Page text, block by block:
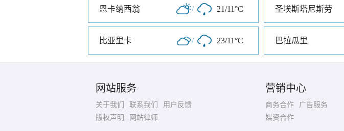
恩卡纳西翁 / 21/11°C 圣埃斯塔尼斯劳
比亚里卡 / 23/11°C 巴拉瓜里
网站服务
关于我们 联系我们
用户反馈
版权声明
网站律师
营销中心
商务合作
广告服务
媒资合作